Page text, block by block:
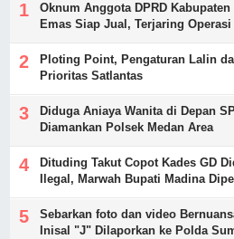
Oknum Anggota DPRD
Emas Siap Jual, Terjaring
Ploting Point, Pengaturan Lalin
Prioritas Satlantas
Diduga Aniaya Wanita di Depan
Diamankan Polsek Medan Area
Dituding Takut Copot Kades GD
Ilegal, Marwah Bupati Madina
Sebarkan foto dan video
Inisal "J" Dilaporkan ke Polda